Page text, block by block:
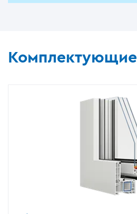
Комплектующие